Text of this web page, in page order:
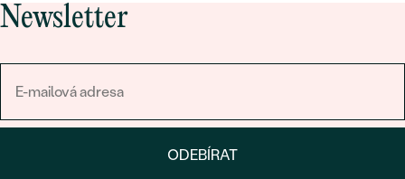
Newsletter
ODEBÍRAT